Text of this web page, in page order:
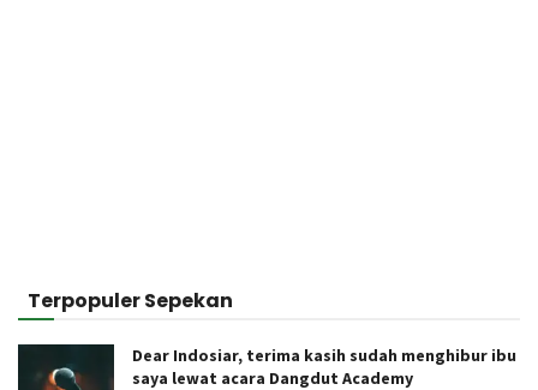
Terpopuler Sepekan
Dear Indosiar, terima kasih sudah menghibur ibu
saya lewat acara Dangdut Academy